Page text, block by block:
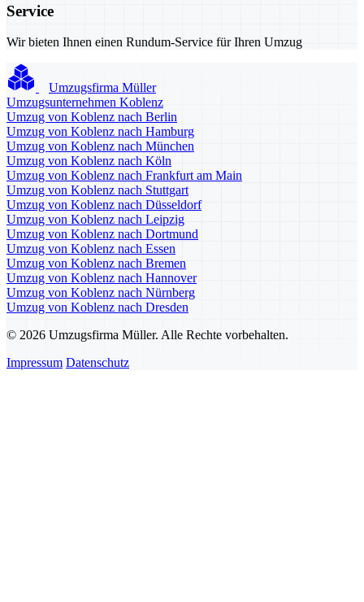
Service
Wir bieten Ihnen einen Rundum-Service für Ihren Umzug
Umzugsfirma Müller
Umzugsunternehmen Koblenz
Umzug von Koblenz nach Berlin
Umzug von Koblenz nach Hamburg
Umzug von Koblenz nach München
Umzug von Koblenz nach Köln
Umzug von Koblenz nach Frankfurt am Main
Umzug von Koblenz nach Stuttgart
Umzug von Koblenz nach Düsseldorf
Umzug von Koblenz nach Leipzig
Umzug von Koblenz nach Dortmund
Umzug von Koblenz nach Essen
Umzug von Koblenz nach Bremen
Umzug von Koblenz nach Hannover
Umzug von Koblenz nach Nürnberg
Umzug von Koblenz nach Dresden
© 2026 Umzugsfirma Müller. Alle Rechte vorbehalten.
Impressum Datenschutz